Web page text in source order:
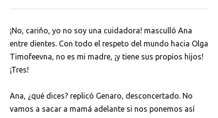
¡No, cariño, yo no soy una cuidadora! masculló Ana
entre dientes. Con todo el respeto del mundo hacia Olga
Timofeevna, no es mi madre, ¡y tiene sus propios hijos!
¡Tres!
Ana, ¿qué dices? replicó Genaro, desconcertado. No
vamos a sacar a mamá adelante si nos ponemos así